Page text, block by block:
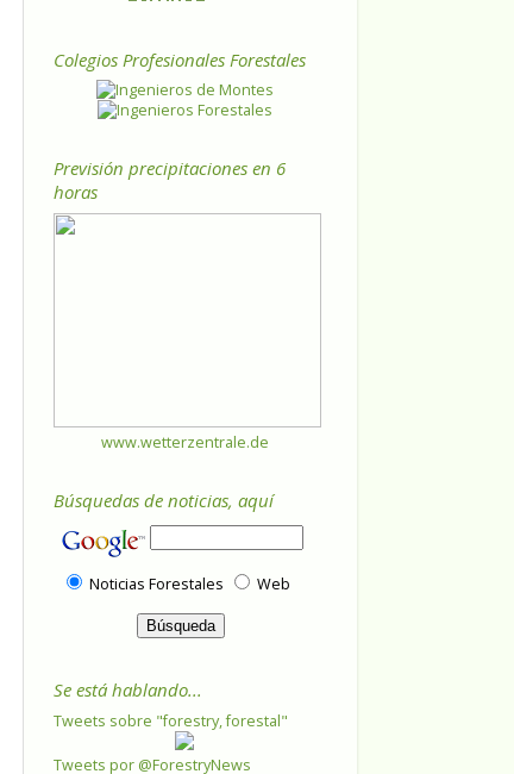
Colegios Profesionales Forestales
Previsión precipitaciones en 6
horas
www.wetterzentrale.de
Búsquedas de noticias, aquí
Noticias Forestales Web
Se está hablando...
Tweets sobre "forestry, forestal"
Tweets por @ForestryNews